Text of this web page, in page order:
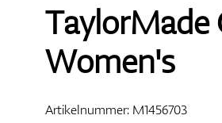
TaylorMade
Women's
Artikelnummer: M1456703